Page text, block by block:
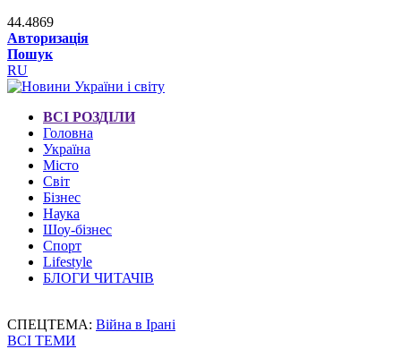
44.4869
Авторизація
Пошук
RU
ВСІ РОЗДІЛИ
Головна
Україна
Місто
Світ
Бізнес
Наука
Шоу-бізнес
Спорт
Lifestyle
БЛОГИ ЧИТАЧІВ
СПЕЦТЕМА: Війна в Ірані
ВСІ ТЕМИ